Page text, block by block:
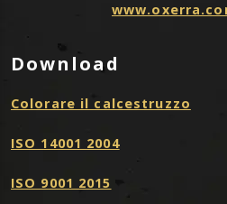
Download
Colorare il calcestruzzo
ISO 14001 2004
ISO 9001 2015